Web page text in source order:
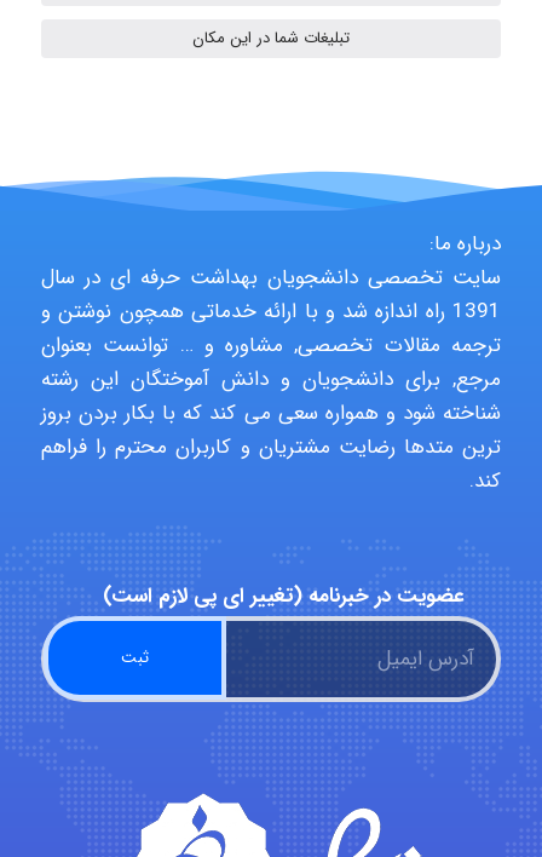
emami
ehtesham
Iman Hosseini
Chehri
roya_boostani
تبلیغات شما در این مکان
درباره ما:
سایت تخصصی دانشجویان بهداشت حرفه ای در سال
1391 راه اندازه شد و با ارائه خدماتی همچون نوشتن و
ترجمه مقالات تخصصی, مشاوره و … توانست بعنوان
مرجع, برای دانشجویان و دانش آموختگان این رشته
شناخته شود و همواره سعی می کند که با بکار بردن بروز
ترین متدها رضایت مشتریان و کاربران محترم را فراهم
کند.
عضویت در خبرنامه (تغییر ای پی لازم است)